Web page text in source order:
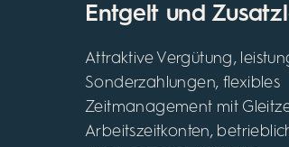
Entgelt und
Attraktive Vergütung,
Sonderzahlungen, flexibles
Zeitmanagement mit
Arbeitszeitkonten,